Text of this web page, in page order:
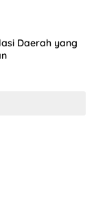
Daerah yang